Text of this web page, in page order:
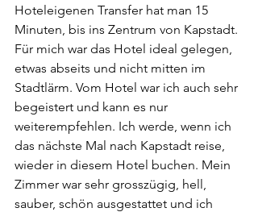
Hoteleigenen Transfer hat man 15
Minuten, bis ins Zentrum von Kapstadt.
Für mich war das Hotel ideal gelegen,
etwas abseits und nicht mitten im
Stadtlärm. Vom Hotel war ich auch sehr
begeistert und kann es nur
weiterempfehlen. Ich werde, wenn ich
das nächste Mal nach Kapstadt reise,
wieder in diesem Hotel buchen. Mein
Zimmer war sehr grosszügig, hell,
sauber, schön ausgestattet und ich